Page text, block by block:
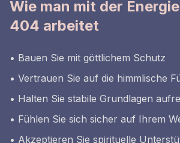
Wie man mit der
404 arbeitet
• Bauen Sie mit göttlichem Schutz
• Vertrauen Sie auf die himmlische
• Halten Sie stabile Grundlagen
• Fühlen Sie sich sicher auf Ihrem
• Akzeptieren Sie spirituelle